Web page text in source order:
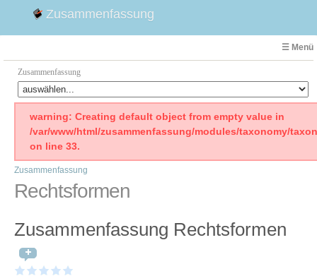
Zusammenfassung
☰ Menü
Zusammenfassung
Faust
Willhelm Tell
Emilia Galotti
1. Weltkrieg Zusammenfassung
Weimarer Republik
Die Räuber
Maria Stuart
warning: Creating default object from empty value in
/var/www/html/zusammenfassung/modules/taxonomy/
on line 33.
Zusammenfassung
Rechtsformen
Zusammenfassung Rechtsformen